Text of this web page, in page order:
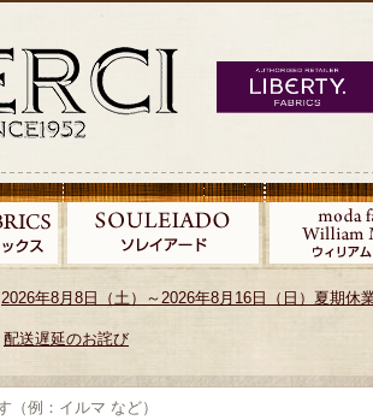
2026年8月8日（土）～2026年8月16日（日）夏期休
配送遅延のお詫び